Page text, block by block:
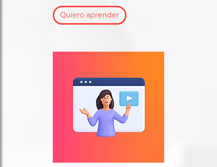
Quiero aprender